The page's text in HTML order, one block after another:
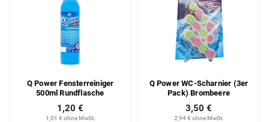
Q Power Fensterreiniger
500ml Rundflasche
1,01 € ohne MwSt.
1,20 €
Q Power WC-Scharnier (3er
Pack) Brombeere
2,94 € ohne MwSt.
3,50 €